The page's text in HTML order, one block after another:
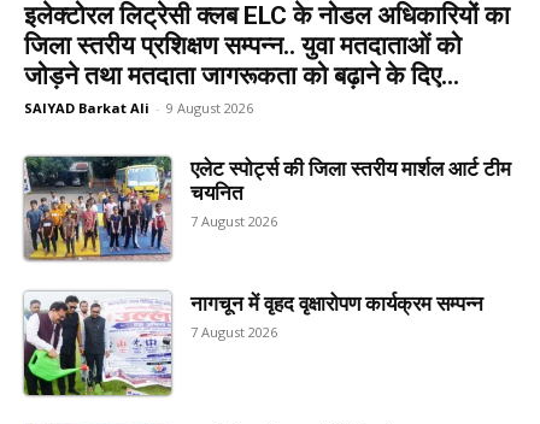
इलेक्टोरल लिट्रेसी क्लब ELC के नोडल अधिकारियों का
जिला स्तरीय प्रशिक्षण सम्पन्न.. युवा मतदाताओं को
जोड़ने तथा मतदाता जागरूकता को बढ़ाने के दिए...
SAIYAD Barkat Ali - 9 August 2026
एलेट स्पोर्ट्स की जिला स्तरीय मार्शल आर्ट टीम
चयनित
7 August 2026
नागचून में वृहद वृक्षारोपण कार्यक्रम सम्पन्न
7 August 2026